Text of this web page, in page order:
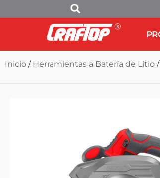
Inicio / Herramientas a Batería de Litio /